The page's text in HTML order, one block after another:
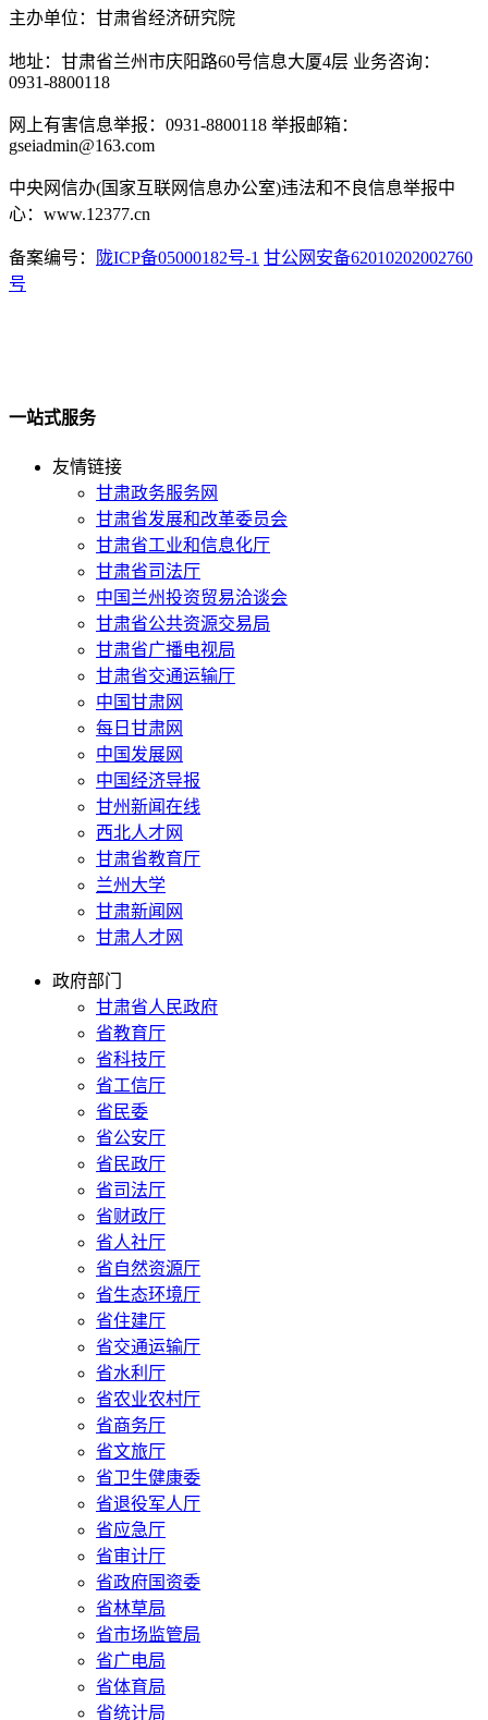
主办单位：甘肃省经济研究院
地址：甘肃省兰州市庆阳路60号信息大厦4层 业务咨询：
0931-8800118
网上有害信息举报：0931-8800118 举报邮箱：
gseiadmin@163.com
中央网信办(国家互联网信息办公室)违法和不良信息举报中
心：www.12377.cn
备案编号： 陇ICP备05000182号-1 甘公网安备62010202002760
号
一站式服务
友情链接
甘肃政务服务网
甘肃省发展和改革委员会
甘肃省工业和信息化厅
甘肃省司法厅
中国兰州投资贸易洽谈会
甘肃省公共资源交易局
甘肃省广播电视局
甘肃省交通运输厅
中国甘肃网
每日甘肃网
中国发展网
中国经济导报
甘州新闻在线
西北人才网
甘肃省教育厅
兰州大学
甘肃新闻网
甘肃人才网
政府部门
甘肃省人民政府
省教育厅
省科技厅
省工信厅
省民委
省公安厅
省民政厅
省司法厅
省财政厅
省人社厅
省自然资源厅
省生态环境厅
省住建厅
省交通运输厅
省水利厅
省农业农村厅
省商务厅
省文旅厅
省卫生健康委
省退役军人厅
省应急厅
省审计厅
省政府国资委
省林草局
省市场监管局
省广电局
省体育局
省统计局